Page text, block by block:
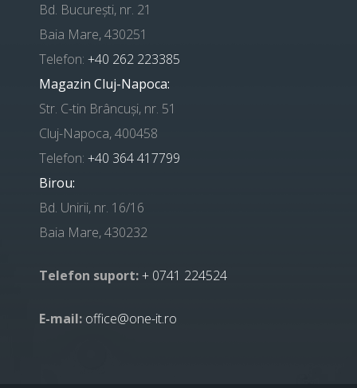
Bd. București, nr. 21
Baia Mare, 430251
Telefon: +40 262 223385
Magazin Cluj-Napoca:
Str. C-tin Brâncuși, nr. 51
Cluj-Napoca, 400458
Telefon: +40 364 417799
Birou:
Bd. Unirii, nr. 16/16
Baia Mare, 430232
Telefon suport:+ 0741 224524
E-mail: office@one-it.ro